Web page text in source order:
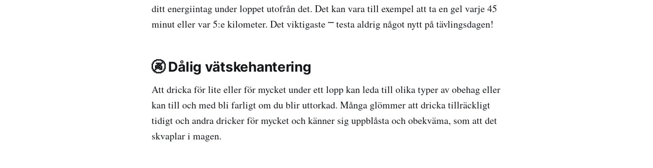
ditt energiintag under loppet utofrån det. Det kan vara till exempel att ta en gel varje 45
minut eller var 5:e kilometer. Det viktigaste ⎻ testa aldrig något nytt på tävlingsdagen!
🚱 Dålig vätskehantering
Att dricka för lite eller för mycket under ett lopp kan leda till olika typer av obehag eller
kan till och med bli farligt om du blir uttorkad. Många glömmer att dricka tillräckligt
tidigt och andra dricker för mycket och känner sig uppblåsta och obekväma, som att det
skvaplar i magen.